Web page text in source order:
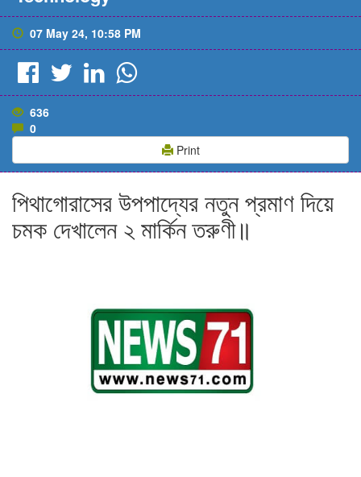
07 May 24, 10:58 PM
636
0
Print
পিথাগোরাসের উপপাদ্যের নতুন প্রমাণ দিয়ে
চমক দেখালেন ২ মার্কিন তরুণী॥